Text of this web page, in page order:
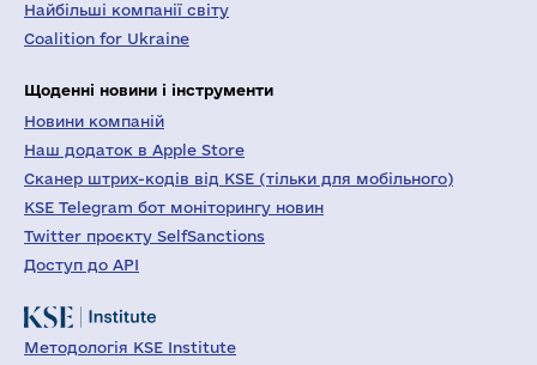
Найбільші компанії світу
Coalition for Ukraine
Щоденні новини і інструменти
Новини компаній
Наш додаток в Apple Store
Сканер штрих-кодів від KSE (тільки для мобільного)
KSE Telegram бот моніторингу новин
Twitter проєкту SelfSanctions
Доступ до API
Методологія KSE Institute